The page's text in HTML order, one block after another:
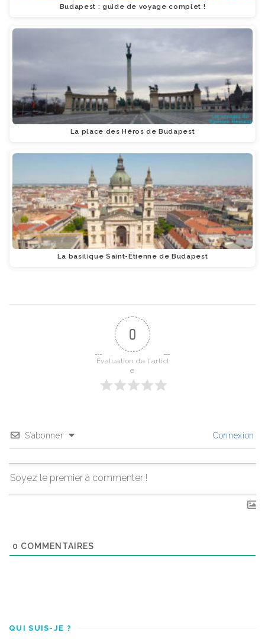
Budapest : guide de voyage complet !
La place des Héros de Budapest
La basilique Saint-Étienne de Budapest
0
Évaluation de l'articl
e
S’abonner Connexion
0 COMMENTAIRES
QUI SUIS-JE ?